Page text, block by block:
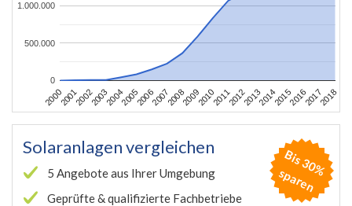
2000200120022003200420052006200720082009201020112012201320142015201620172018
0
500.000
1.000.000
Solaranlagen vergleichen
5 Angebote aus Ihrer Umgebung
Geprüfte & qualifizierte Fachbetriebe
B
is
3
0
%
s
p
a
r
e
n